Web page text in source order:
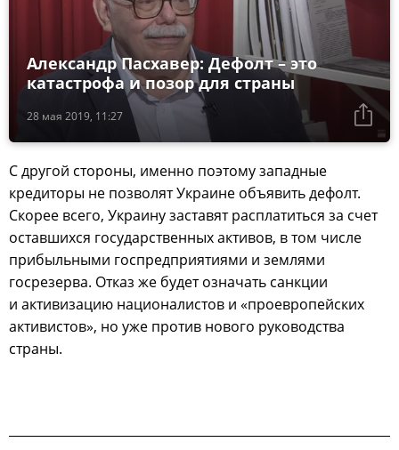
28 мая 2019, 11:27
Александр Пасхавер: Дефолт – это
катастрофа и позор для страны
С другой стороны, именно поэтому западные
кредиторы не позволят Украине объявить дефолт.
Скорее всего, Украину заставят расплатиться за счет
оставшихся государственных активов, в том числе
прибыльными госпредприятиями и землями
госрезерва. Отказ же будет означать санкции
и активизацию националистов и «проевропейских
активистов», но уже против нового руководства
страны.